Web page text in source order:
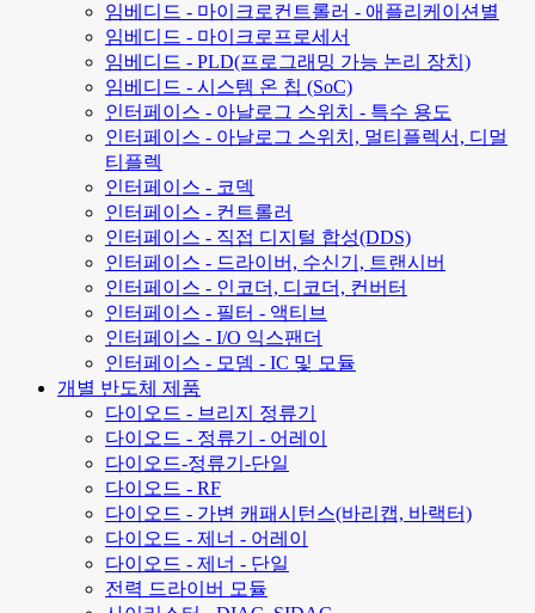
임베디드 - 마이크로컨트롤러 - 애플리케이션별
임베디드 - 마이크로프로세서
임베디드 - PLD(프로그래밍 가능 논리 장치)
임베디드 - 시스템 온 칩 (SoC)
인터페이스 - 아날로그 스위치 - 특수 용도
인터페이스 - 아날로그 스위치, 멀티플렉서, 디멀
티플렉
인터페이스 - 코덱
인터페이스 - 컨트롤러
인터페이스 - 직접 디지털 합성(DDS)
인터페이스 - 드라이버, 수신기, 트랜시버
인터페이스 - 인코더, 디코더, 컨버터
인터페이스 - 필터 - 액티브
인터페이스 - I/O 익스팬더
인터페이스 - 모뎀 - IC 및 모듈
개별 반도체 제품
다이오드 - 브리지 정류기
다이오드 - 정류기 - 어레이
다이오드-정류기-단일
다이오드 - RF
다이오드 - 가변 캐패시턴스(바리캡, 바랙터)
다이오드 - 제너 - 어레이
다이오드 - 제너 - 단일
전력 드라이버 모듈